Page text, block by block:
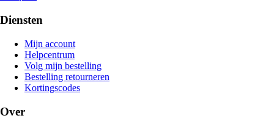
Diensten
Mijn account
Helpcentrum
Volg mijn bestelling
Bestelling retourneren
Kortingscodes
Over